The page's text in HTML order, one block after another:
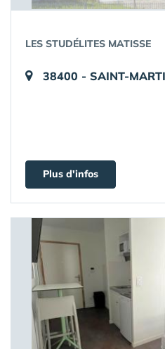
LES STUDÉLITES MATISSE
38400 - SAINT-
Plus d'infos